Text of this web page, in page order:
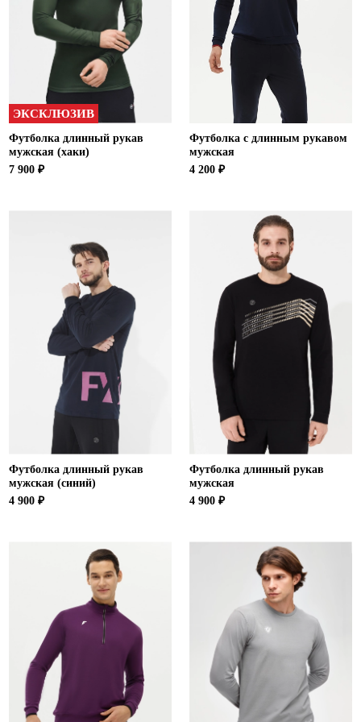
Ханты-Мансийский автономный округ (3)
Челябинская область (2)
Ямало-Ненецкий автономный округ (1)
Ярославская область (1)
ЭКСКЛЮЗИВ
Футболка длинный рукав
мужская (хаки)
7 900 ₽
Футболка с длинным рукавом
мужская
4 200 ₽
Футболка длинный рукав
мужская (синий)
4 900 ₽
Футболка длинный рукав
мужская
4 900 ₽